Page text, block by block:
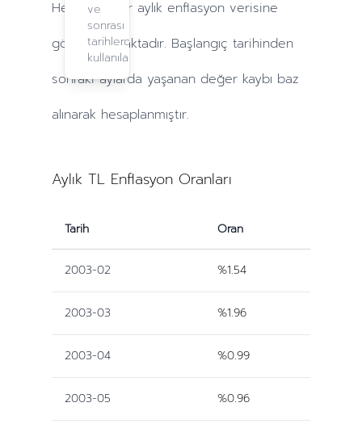
ve
sonrası
tarihlerde
kullanılabilir.
Hesaplamalar aylık enflasyon verisine
göre yapılmaktadır. Başlangıç tarihinden
sonraki aylarda yaşanan değer kaybı baz
alınarak hesaplanmıştır.
Aylık TL Enflasyon Oranları
Tarih Oran
2003-02 %1.54
2003-03 %1.96
2003-04 %0.99
2003-05 %0.96